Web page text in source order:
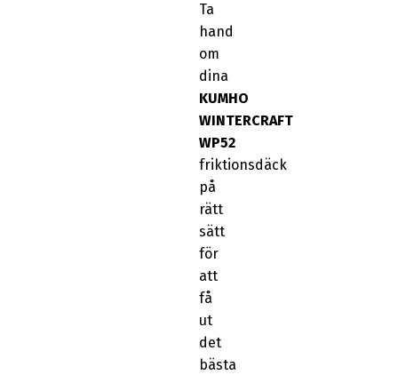
Ta
hand
om
dina
KUMHO
WINTERCRAFT
WP52
friktionsdäck
på
rätt
sätt
för
att
få
ut
det
bästa